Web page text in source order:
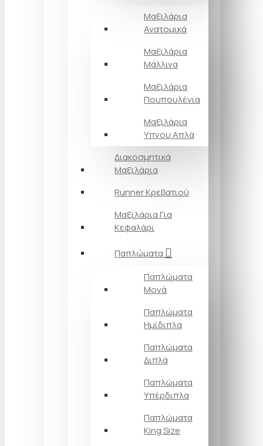
Μαξιλάρια
Ανατομικά
Μαξιλάρια
Μάλλινα
Μαξιλάρια
Πουπουλένια
Μαξιλάρια
Υπνου Απλά
Διακοσμητικά
Μαξιλάρια
Runner Κρεβατιού
Μαξιλάρια Για
Κεφαλάρι
Παπλώματα
Παπλώματα
Μονά
Παπλώματα
Ημίδιπλα
Παπλώματα
Διπλά
Παπλώματα
Υπέρδιπλα
Παπλώματα
King Size